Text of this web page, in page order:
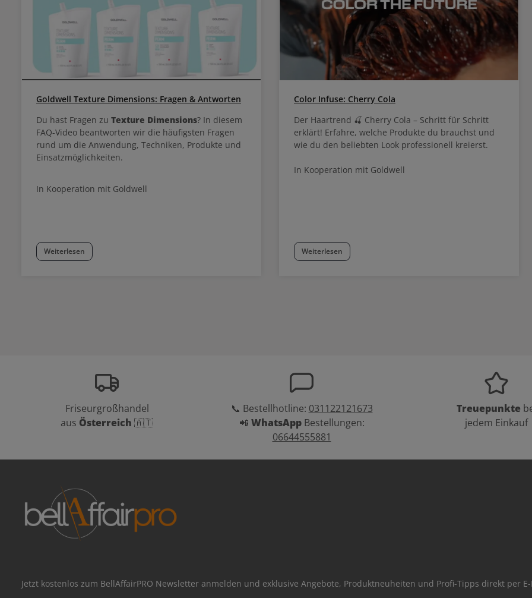
Goldwell Texture Dimensions: Fragen & Antworten
Du hast Fragen zu Texture Dimensions? In diesem
FAQ-Video beantworten wir die häufigsten Fragen
rund um die Anwendung, Techniken, Produkte und
Einsatzmöglichkeiten.
In Kooperation mit Goldwell
Weiterlesen
Color Infuse: Cherry Cola
Der Haartrend 🍒 Cherry Cola – Schritt für Schritt
erklärt! Erfahre, welche Produkte du brauchst und
wie du den beliebten Look professionell kreierst.
In Kooperation mit Goldwell
Weiterlesen
Friseurgroßhandel
aus Österreich 🇦🇹
📞 Bestellhotline: 031122121673
📲 WhatsAppBestellungen:
06644555881
Treuepunkte
jedem Einkauf
Jetzt kostenlos zum BellAffairPRO Newsletter anmelden und exklusive Angebote, Produktneuheiten und Profi-Tipps direkt per